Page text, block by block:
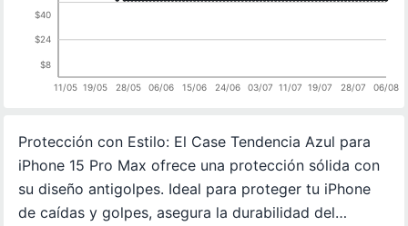
11/05 19/05 28/05 06/06 15/06 24/06 03/07 11/07 19/07 28/07 06/08
$8
$24
$40
Protección con Estilo: El Case Tendencia Azul para
iPhone 15 Pro Max ofrece una protección sólida con
su diseño antigolpes. Ideal para proteger tu iPhone
de caídas y golpes, asegura la durabilidad del